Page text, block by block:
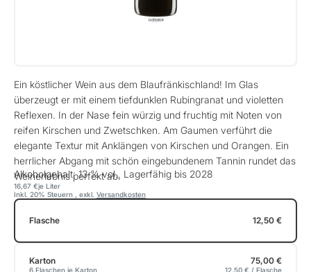
Ein köstlicher Wein aus dem Blaufränkischland! Im Glas
überzeugt er mit einem tiefdunklen Rubingranat und violetten
Reflexen. In der Nase fein würzig und fruchtig mit Noten von
reifen Kirschen und Zwetschken. Am Gaumen verführt die
elegante Textur mit Anklängen von Kirschen und Orangen. Ein
herrlicher Abgang mit schön eingebundenem Tannin rundet das
Weinerlebnis perfekt ab.
Alkoholgehalt: 13 % vol., Lagerfähig bis 2028
je Liter
16,67 €
Inkl. 20% Steuern , exkl. Versandkosten
Flasche 12,50 €
Karton 75,00 €
6 Flaschen je Karton 12,50 € / Flasche